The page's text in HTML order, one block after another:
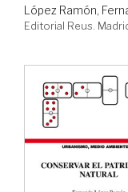
López Ramón,
Editorial Reus.